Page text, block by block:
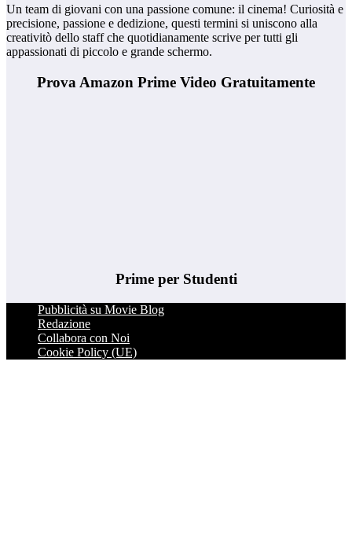
Un team di giovani con una passione comune: il cinema! Curiosità e
precisione, passione e dedizione, questi termini si uniscono alla
creativitò dello staff che quotidianamente scrive per tutti gli
appassionati di piccolo e grande schermo.
Prova Amazon Prime Video Gratuitamente
Prime per Studenti
Pubblicità su Movie Blog
Redazione
Collabora con Noi
Cookie Policy (UE)